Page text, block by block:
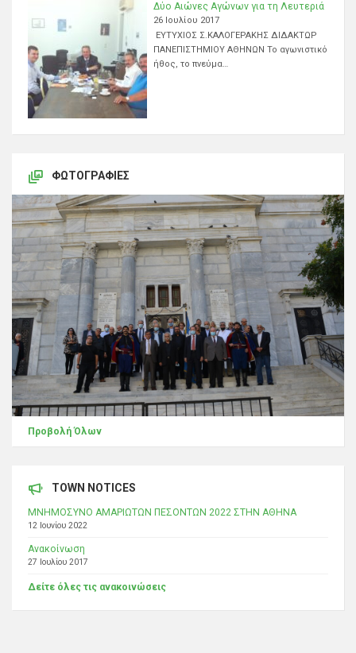
Δύο Αιώνες Αγώνων για τη Λευτεριά
26 Ιουλίου 2017
ΕΥΤΥΧΙΟΣ Σ.ΚΑΛΟΓΕΡΑΚΗΣ ΔΙΔΑΚΤΩΡ
ΠΑΝΕΠΙΣΤΗΜΙΟΥ ΑΘΗΝΩΝ Το αγωνιστικό
ήθος, το πνεύμα…
ΦΩΤΟΓΡΑΦΊΕΣ
Προβολή Όλων
TOWN NOTICES
ΜΝΗΜΟΣΥΝΟ ΑΜΑΡΙΩΤΩΝ ΠΕΣΟΝΤΩΝ 2022 ΣΤΗΝ ΑΘΗΝΑ
12 Ιουνίου 2022
Ανακοίνωση
27 Ιουλίου 2017
Δείτε όλες τις ανακοινώσεις